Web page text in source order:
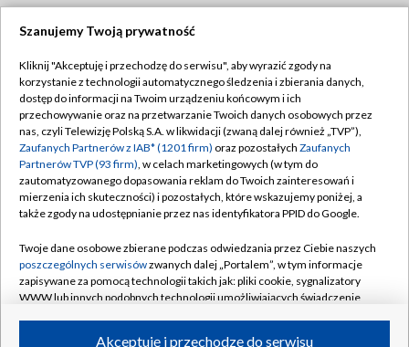
TVP
Abonament TVP
Emisja w TVP
Centrum informacji TVP
Naziemna Telewizja Cyfrowa
Rada Programowa
System NOS
Informacje o nadawcy
Regulamin TVP
Polityka prywatności
Moje zgody
Pomoc
Kontakt
Kanały
Szanujemy Twoją prywatność
Kliknij "Akceptuję i przechodzę do serwisu", aby wyrazić zgody na
korzystanie z technologii automatycznego śledzenia i zbierania danych,
dostęp do informacji na Twoim urządzeniu końcowym i ich
przechowywanie oraz na przetwarzanie Twoich danych osobowych przez
nas, czyli Telewizję Polską S.A. w likwidacji (zwaną dalej również „TVP”),
Zaufanych Partnerów z IAB* (1201 firm) oraz pozostałych Zaufanych
Partnerów TVP (93 firm), w celach marketingowych (w tym do
zautomatyzowanego dopasowania reklam do Twoich zainteresowań i
mierzenia ich skuteczności) i pozostałych, które wskazujemy poniżej, a
także zgody na udostępnianie przez nas identyfikatora PPID do Google.
Twoje dane osobowe zbierane podczas odwiedzania przez Ciebie naszych
poszczególnych serwisówzwanych dalej „Portalem”, w tym informacje
zapisywane za pomocą technologii takich jak: pliki cookie, sygnalizatory
WWW lub innych podobnych technologii umożliwiających świadczenie
Akceptuję i przechodzę do serwisu